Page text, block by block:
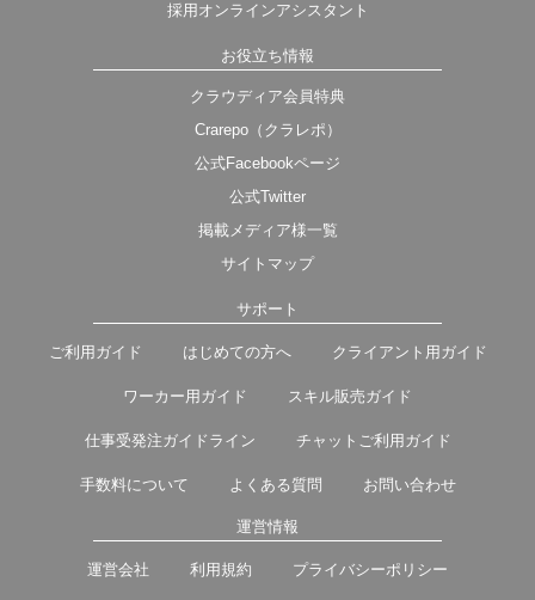
採用オンラインアシスタント
お役立ち情報
クラウディア会員特典
Crarepo（クラレポ）
公式Facebookページ
公式Twitter
掲載メディア様一覧
サイトマップ
サポート
ご利用ガイド はじめての方へ クライアント用ガイド
ワーカー用ガイド スキル販売ガイド
仕事受発注ガイドライン チャットご利用ガイド
手数料について よくある質問 お問い合わせ
運営情報
運営会社 利用規約 プライバシーポリシー